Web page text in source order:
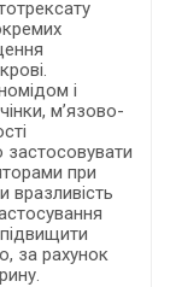
і
м’язово-
при
вразливість
за рахунок